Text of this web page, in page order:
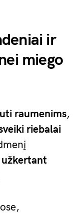
ir
miego
raumenims,
riebalai
užkertant